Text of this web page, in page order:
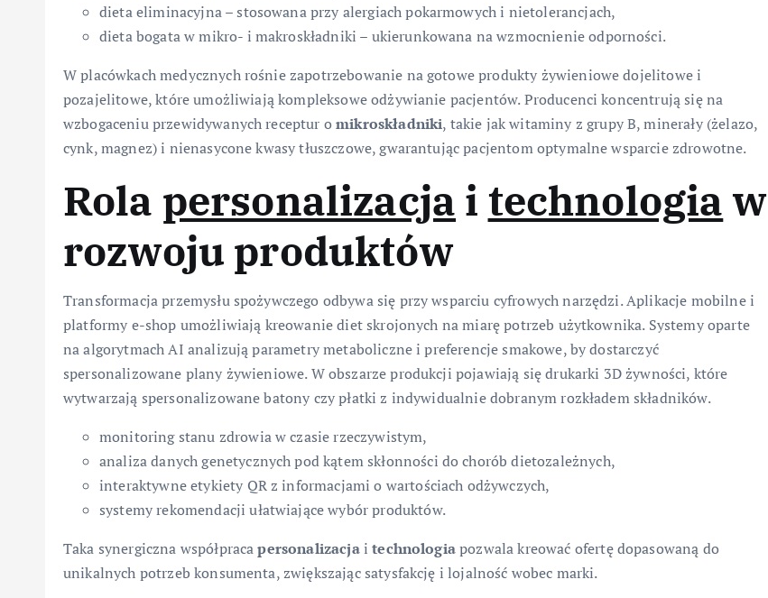
dieta eliminacyjna – stosowana przy alergiach pokarmowych i nietolerancjach,
dieta bogata w mikro- i makroskładniki – ukierunkowana na wzmocnienie odporności.
W placówkach medycznych rośnie zapotrzebowanie na gotowe produkty żywieniowe dojelitowe i
pozajelitowe, które umożliwiają kompleksowe odżywianie pacjentów. Producenci koncentrują się na
wzbogaceniu przewidywanych receptur omikroskładniki, takie jak witaminy z grupy B, minerały (żelazo,
cynk, magnez) i nienasycone kwasy tłuszczowe, gwarantując pacjentom optymalne wsparcie zdrowotne.
Rola personalizacja i technologia w
rozwoju produktów
Transformacja przemysłu spożywczego odbywa się przy wsparciu cyfrowych narzędzi. Aplikacje mobilne i
platformy e-shop umożliwiają kreowanie diet skrojonych na miarę potrzeb użytkownika. Systemy oparte
na algorytmach AI analizują parametry metaboliczne i preferencje smakowe, by dostarczyć
spersonalizowane plany żywieniowe. W obszarze produkcji pojawiają się drukarki 3D żywności, które
wytwarzają spersonalizowane batony czy płatki z indywidualnie dobranym rozkładem składników.
monitoring stanu zdrowia w czasie rzeczywistym,
analiza danych genetycznych pod kątem skłonności do chorób dietozależnych,
interaktywne etykiety QR z informacjami o wartościach odżywczych,
systemy rekomendacji ułatwiające wybór produktów.
Taka synergiczna współpracapersonalizacjaitechnologiapozwala kreować ofertę dopasowaną do
unikalnych potrzeb konsumenta, zwiększając satysfakcję i lojalność wobec marki.